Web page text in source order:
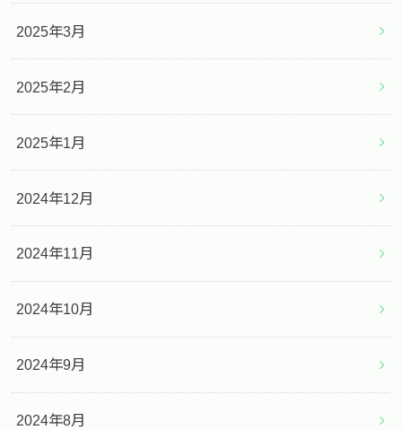
2025年3月
2025年2月
2025年1月
2024年12月
2024年11月
2024年10月
2024年9月
2024年8月